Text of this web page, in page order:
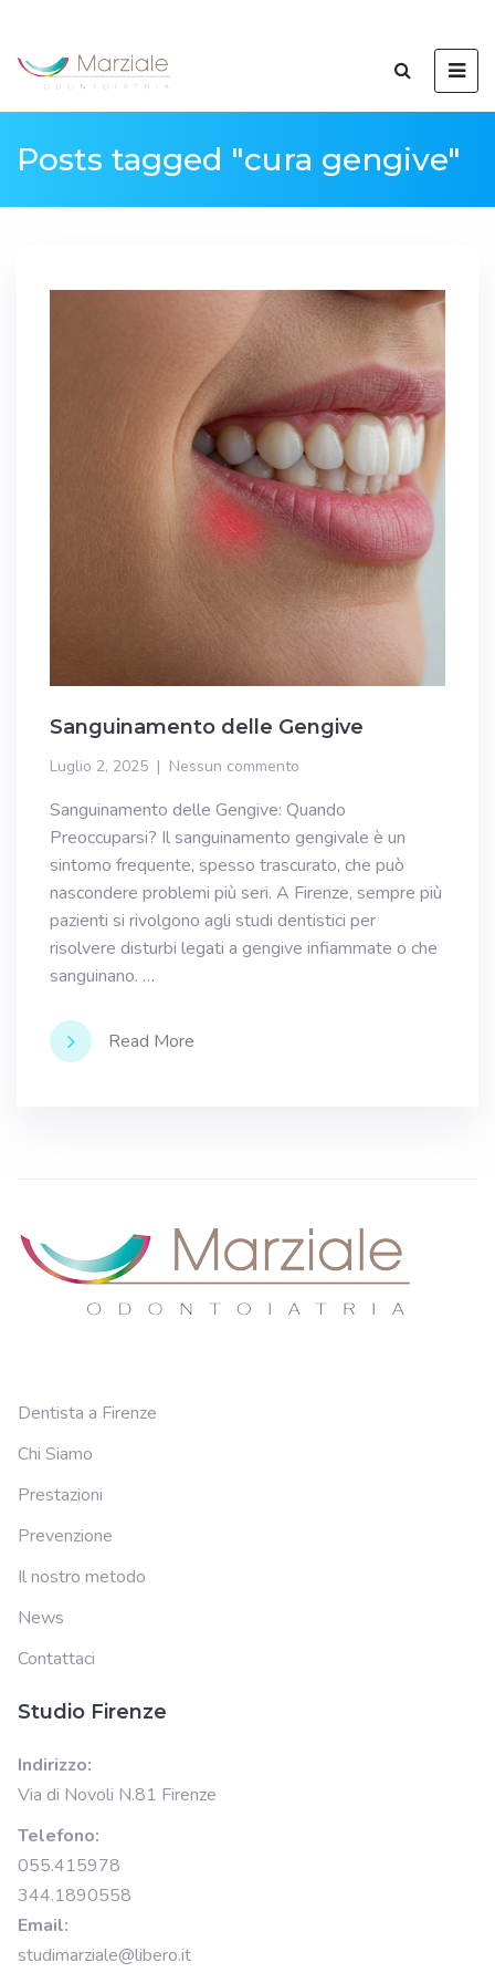
Posts tagged "cura gengive"
Sanguinamento delle Gengive
Luglio 2, 2025 Nessun commento
Sanguinamento delle Gengive: Quando
Preoccuparsi? Il sanguinamento gengivale è un
sintomo frequente, spesso trascurato, che può
nascondere problemi più seri. A Firenze, sempre più
pazienti si rivolgono agli studi dentistici per
risolvere disturbi legati a gengive infiammate o che
sanguinano. …
Read More
Dentista a Firenze
Chi Siamo
Prestazioni
Prevenzione
Il nostro metodo
News
Contattaci
Studio Firenze
Indirizzo:
Via di Novoli N.81 Firenze
Telefono:
055.415978
344.1890558
Email:
studimarziale@libero.it